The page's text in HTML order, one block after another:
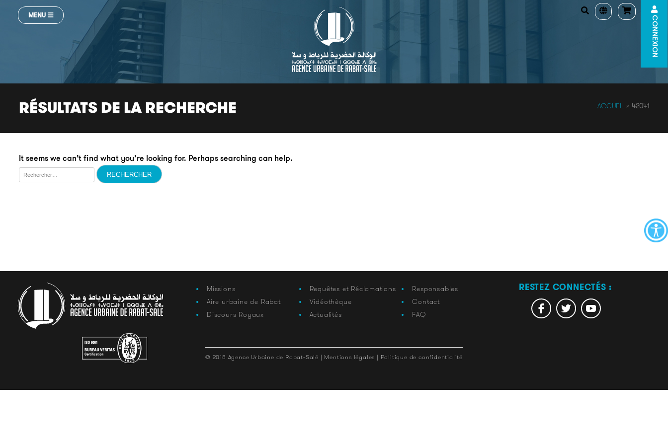
MENU CONNEXION
RÉSULTATS DE LA RECHERCHE ACCUEIL» 42041
It seems we can’t find what you’re looking for. Perhaps searching can help.
Rechercher :
Missions
Aire urbaine de Rabat
Discours Royaux
Requêtes et Réclamations
Vidéothèque
Actualités
Responsables
Contact
FAQ
RESTEZ CONNECTÉS :
© 2018 Agence Urbaine de Rabat-Salé | Mentions légales | Politique de confidentialité